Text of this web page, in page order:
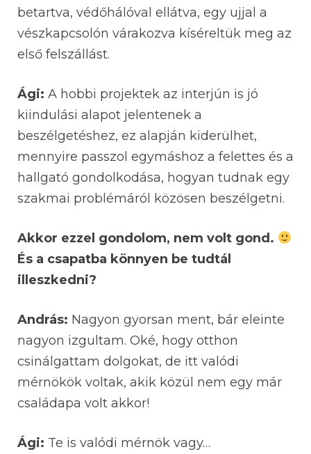
betartva, védőhálóval ellátva, egy ujjal a
vészkapcsolón várakozva kíséreltük meg az
első felszállást.
Ági: A hobbi projektek az interjún is jó
kiindulási alapot jelentenek a
beszélgetéshez, ez alapján kiderülhet,
mennyire passzol egymáshoz a felettes és a
hallgató gondolkodása, hogyan tudnak egy
szakmai problémáról közösen beszélgetni.
Akkor ezzel gondolom, nem volt gond.
És a csapatba könnyen be tudtál
illeszkedni?
András: Nagyon gyorsan ment, bár eleinte
nagyon izgultam. Oké, hogy otthon
csinálgattam dolgokat, de itt valódi
mérnökök voltak, akik közül nem egy már
családapa volt akkor!
Ági: Te is valódi mérnök vagy…